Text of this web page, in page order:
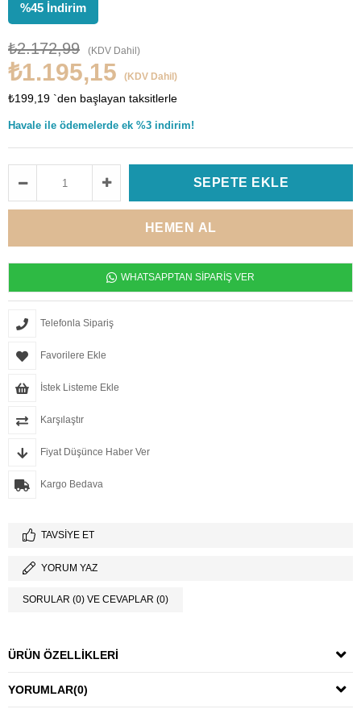
%45 İndirim
₺2.172,99 (KDV Dahil)
₺1.195,15 (KDV Dahil)
₺199,19 `den başlayan taksitlerle
Havale ile ödemelerde ek %3 indirim!
WHATSAPPTAN SİPARİŞ VER
Telefonla Sipariş
Favorilere Ekle
İstek Listeme Ekle
Karşılaştır
Fiyat Düşünce Haber Ver
Kargo Bedava
TAVSIYE ET
YORUM YAZ
SORULAR (0) VE CEVAPLAR (0)
ÜRÜN ÖZELLIKLERI
YORUMLAR(0)